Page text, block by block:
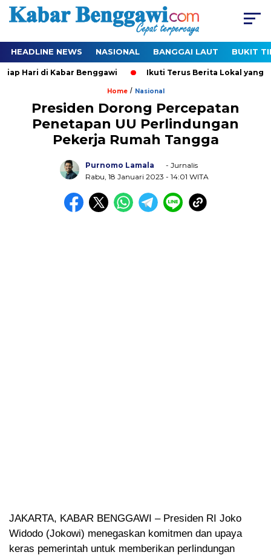
HEADLINE NEWS NASIONAL BANGGAI LAUT BUKIT
Hari di Kabar Benggawi Ikuti Terus Berita Lokal yang
Home/ Nasional
Presiden Dorong Percepatan
Penetapan UU Perlindungan
Pekerja Rumah Tangga
Purnomo Lamala
- Jurnalis
Rabu, 18 Januari 2023 - 14:01 WITA
JAKARTA, KABAR BENGGAWI – Presiden RI Joko
Widodo (Jokowi) menegaskan komitmen dan upaya
keras pemerintah untuk memberikan perlindungan